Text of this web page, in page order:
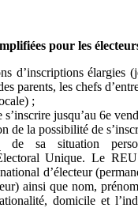
pour les
d’inscriptions élargies
parents, les chefs
;
s’inscrire jusqu’au 6e
de la possibilité de
de sa situation
Unique. Le
d’électeur
ainsi que nom,
domicile et